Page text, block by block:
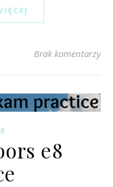
Brak komentarzy
e8